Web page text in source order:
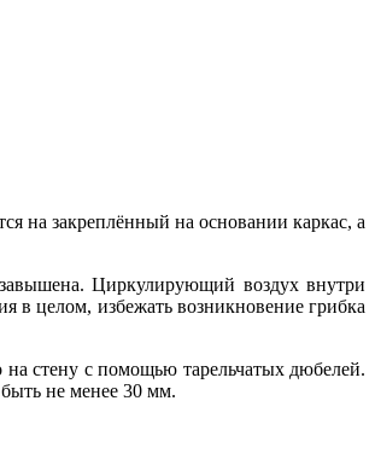
на закреплённый на основании каркас, а
Циркулирующий воздух внутри
в целом, избежать возникновение грибка
на стену с помощью тарельчатых дюбелей.
не менее 30 мм.